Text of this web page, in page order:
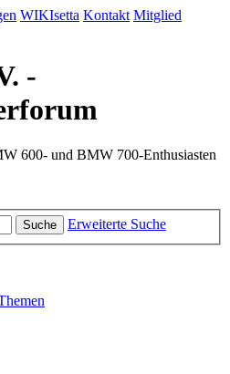
WIKIsetta Kontakt Mitglied
-
600- und BMW 700-Enthusiasten
Suche Erweiterte Suche